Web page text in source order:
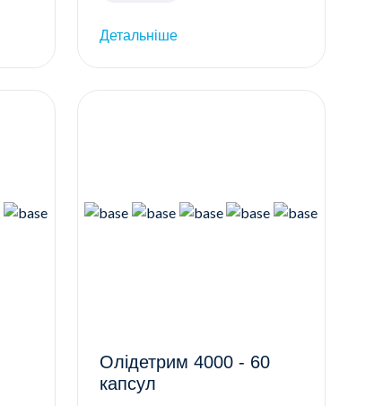
Детальніше
Олідетрим 4000 - 60
капсул